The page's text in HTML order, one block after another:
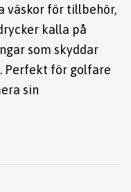
väskor för tillbehör,
kalla på
som skyddar
Perfekt för golfare
sin